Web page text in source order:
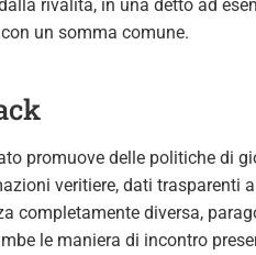
rivalità, in una detto ad
un somma comune.
promuove delle politiche di
veritiere, dati trasparenti
completamente diversa,
le maniera di incontro